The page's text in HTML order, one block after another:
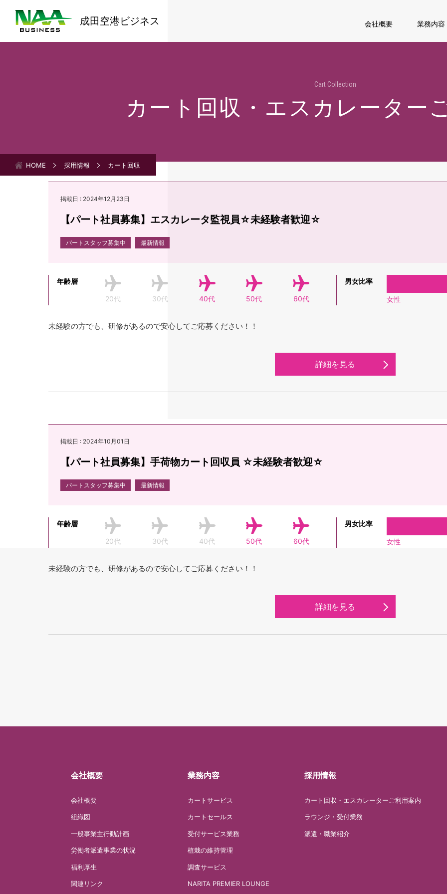
成田空港ビジネス 会社概要 業務内容
Cart Collection
カート回収・エスカレーター
HOME 採用情報 カート回収
掲載日 : 2024年12月23日
【パート社員募集】エスカレータ監視員☆未経験者歓迎☆
パートスタッフ募集中 最新情報
年齢層
20代 30代 40代 50代 60代
男女比率
女性
未経験の方でも、研修があるので安心してご応募ください！！
詳細を見る
掲載日 : 2024年10月01日
【パート社員募集】手荷物カート回収員 ☆未経験者歓迎☆
パートスタッフ募集中 最新情報
年齢層
20代 30代 40代 50代 60代
男女比率
女性
未経験の方でも、研修があるので安心してご応募ください！！
詳細を見る
会社概要
会社概要
組織図
一般事業主行動計画
労働者派遣事業の状況
福利厚生
関連リンク
業務内容
カートサービス
カートセールス
受付サービス業務
植栽の維持管理
調査サービス
NARITA PREMIER LOUNGE
採用情報
カート回収・エスカレーターご利用案内
ラウンジ・受付業務
派遣・職業紹介